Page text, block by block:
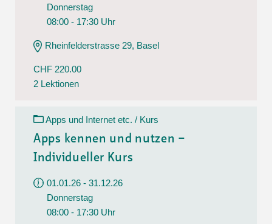
Donnerstag
08:00 - 17:30 Uhr
Rheinfelderstrasse 29, Basel
CHF 220.00
2 Lektionen
Apps und Internet etc. / Kurs
Apps kennen und nutzen –
Individueller Kurs
01.01.26 - 31.12.26
Donnerstag
08:00 - 17:30 Uhr